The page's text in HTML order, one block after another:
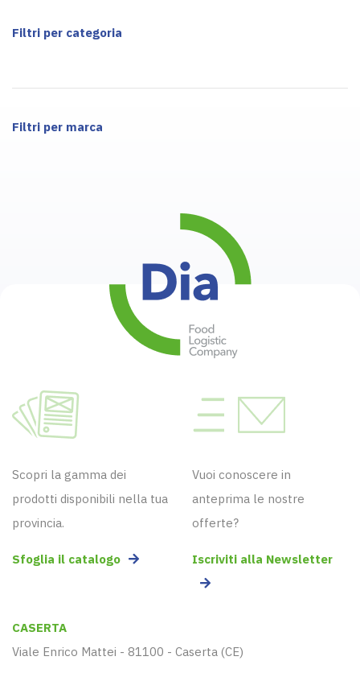
Filtri per categoria
Filtri per marca
Scopri la gamma dei
prodotti disponibili nella tua
provincia.
Sfoglia il catalogo
Vuoi conoscere in
anteprima le nostre
offerte?
Iscriviti alla Newsletter
CASERTA
Viale Enrico Mattei - 81100 - Caserta (CE)